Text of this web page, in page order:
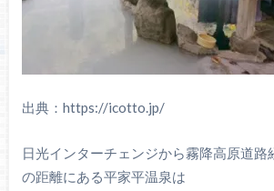
出典：https://icotto.jp/
日光インターチェンジから霧降高原道
の距離にある平家平温泉は